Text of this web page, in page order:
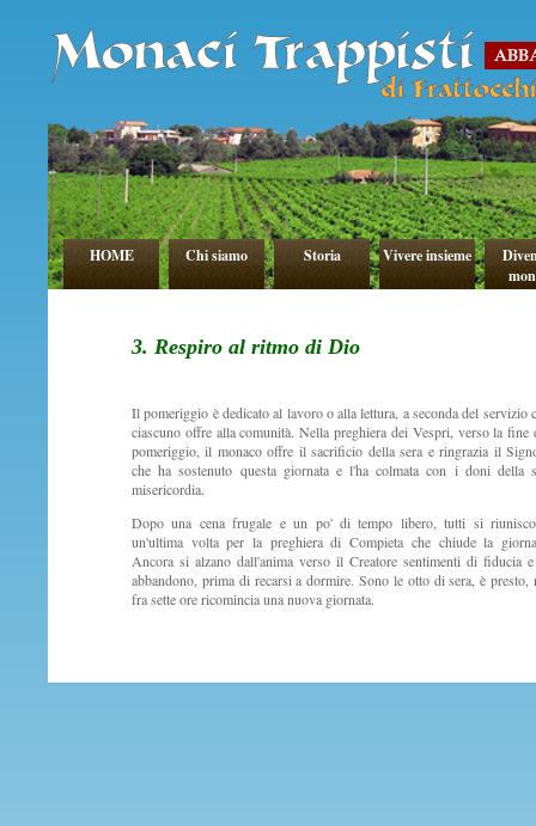
HOME Chi siamo Storia Vivere insieme
3. Respiro al ritmo di Dio
Il pomeriggio è dedicato al lavoro o alla lettura, a seconda del servizio
ciascuno offre alla comunità. Nella preghiera dei Vespri, verso la fine
pomeriggio, il monaco offre il sacrificio della sera e ringrazia il
che ha sostenuto questa giornata e l'ha colmata con i doni della
misericordia.
Dopo una cena frugale e un po' di tempo libero, tutti si
un'ultima volta per la preghiera di Compieta che chiude la
Ancora si alzano dall'anima verso il Creatore sentimenti di fiducia
abbandono, prima di recarsi a dormire. Sono le otto di sera, è presto,
fra sette ore ricomincia una nuova giornata.